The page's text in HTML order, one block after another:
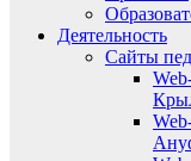
Деятельность
Сайты